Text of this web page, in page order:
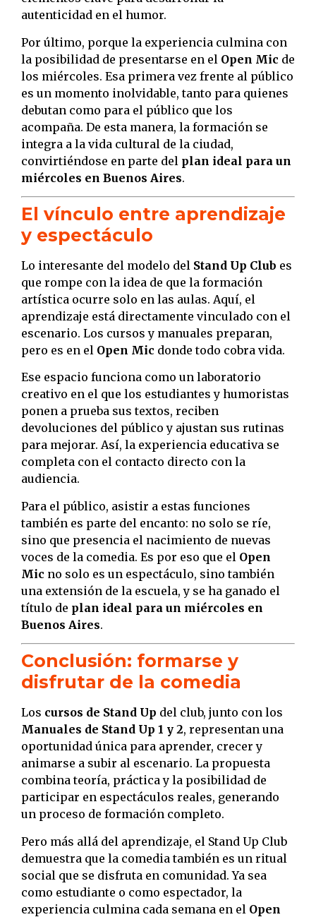
autenticidad en el humor.
Por último, porque la experiencia culmina con
la posibilidad de presentarse en el Open Mic de
los miércoles. Esa primera vez frente al público
es un momento inolvidable, tanto para quienes
debutan como para el público que los
acompaña. De esta manera, la formación se
integra a la vida cultural de la ciudad,
convirtiéndose en parte del plan ideal para un
miércoles en Buenos Aires.
El vínculo entre aprendizaje
y espectáculo
Lo interesante del modelo del Stand Up Club es
que rompe con la idea de que la formación
artística ocurre solo en las aulas. Aquí, el
aprendizaje está directamente vinculado con el
escenario. Los cursos y manuales preparan,
pero es en el Open Mic donde todo cobra vida.
Ese espacio funciona como un laboratorio
creativo en el que los estudiantes y humoristas
ponen a prueba sus textos, reciben
devoluciones del público y ajustan sus rutinas
para mejorar. Así, la experiencia educativa se
completa con el contacto directo con la
audiencia.
Para el público, asistir a estas funciones
también es parte del encanto: no solo se ríe,
sino que presencia el nacimiento de nuevas
voces de la comedia. Es por eso que el Open
Mic no solo es un espectáculo, sino también
una extensión de la escuela, y se ha ganado el
título de plan ideal para un miércoles en
Buenos Aires.
Conclusión: formarse y
disfrutar de la comedia
Los cursos de Stand Up del club, junto con los
Manuales de Stand Up 1 y 2, representan una
oportunidad única para aprender, crecer y
animarse a subir al escenario. La propuesta
combina teoría, práctica y la posibilidad de
participar en espectáculos reales, generando
un proceso de formación completo.
Pero más allá del aprendizaje, el Stand Up Club
demuestra que la comedia también es un ritual
social que se disfruta en comunidad. Ya sea
como estudiante o como espectador, la
experiencia culmina cada semana en el Open